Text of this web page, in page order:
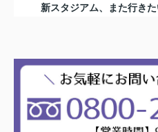
新スタジアム、また行きた